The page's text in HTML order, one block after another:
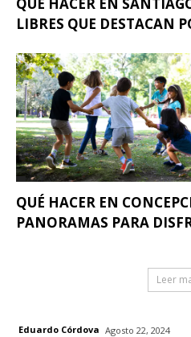
LIBRES QUE DESTACAN
QUÉ HACER EN
PANORAMAS PARA
Leer
Eduardo Córdova Agosto 22, 2024